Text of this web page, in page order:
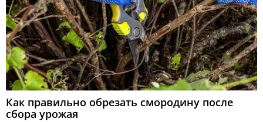
Как правильно обрезать смородину после
сбора урожая